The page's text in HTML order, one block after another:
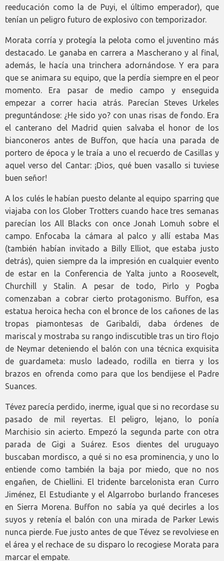
reeducación como la de Puyi, el último emperador), que
tenían un peligro futuro de explosivo con temporizador.
Morata corría y protegía la pelota como el juventino más
destacado. Le ganaba en carrera a Mascherano y al final,
además, le hacía una trinchera adornándose. Y era para
que se animara su equipo, que la perdía siempre en el peor
momento. Era pasar de medio campo y enseguida
empezar a correr hacia atrás. Parecían Steves Urkeles
preguntándose: ¿He sido yo? con unas risas de fondo. Era
el canterano del Madrid quien salvaba el honor de los
bianconeros antes de Buffon, que hacía una parada de
portero de época y le traía a uno el recuerdo de Casillas y
aquel verso del Cantar: ¡Dios, qué buen vasallo si tuviese
buen señor!
A los culés le habían puesto delante al equipo sparring que
viajaba con los Glober Trotters cuando hace tres semanas
parecían los All Blacks con once Jonah Lomuh sobre el
campo. Enfocaba la cámara al palco y allí estaba Mas
(también habían invitado a Billy Elliot, que estaba justo
detrás), quien siempre da la impresión en cualquier evento
de estar en la Conferencia de Yalta junto a Roosevelt,
Churchill y Stalin. A pesar de todo, Pirlo y Pogba
comenzaban a cobrar cierto protagonismo. Buffon, esa
estatua heroica hecha con el bronce de los cañones de las
tropas piamontesas de Garibaldi, daba órdenes de
mariscal y mostraba su rango indiscutible tras un tiro flojo
de Neymar deteniendo el balón con una técnica exquisita
de guardameta: muslo ladeado, rodilla en tierra y los
brazos en ofrenda como para que los bendijese el Padre
Suances.
Tévez parecía perdido, inerme, igual que si no recordase su
pasado de mil reyertas. El peligro, lejano, lo ponía
Marchisio sin acierto. Empezó la segunda parte con otra
parada de Gigi a Suárez. Esos dientes del uruguayo
buscaban mordisco, a qué si no esa prominencia, y uno lo
entiende como también la baja por miedo, que no nos
engañen, de Chiellini. El tridente barcelonista eran Curro
Jiménez, El Estudiante y el Algarrobo burlando franceses
en Sierra Morena. Buffon no sabía ya qué decirles a los
suyos y retenía el balón con una mirada de Parker Lewis
nunca pierde. Fue justo antes de que Tévez se revolviese en
el área y el rechace de su disparo lo recogiese Morata para
marcar el empate.